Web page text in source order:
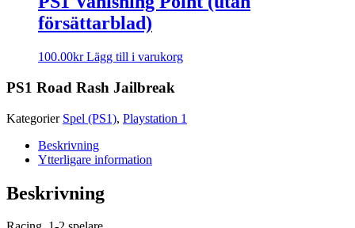
försättarblad)
100.00kr Lägg till i varukorg
PS1 Road Rash Jailbreak
Kategorier Spel (PS1), Playstation 1
Beskrivning
Ytterligare information
Beskrivning